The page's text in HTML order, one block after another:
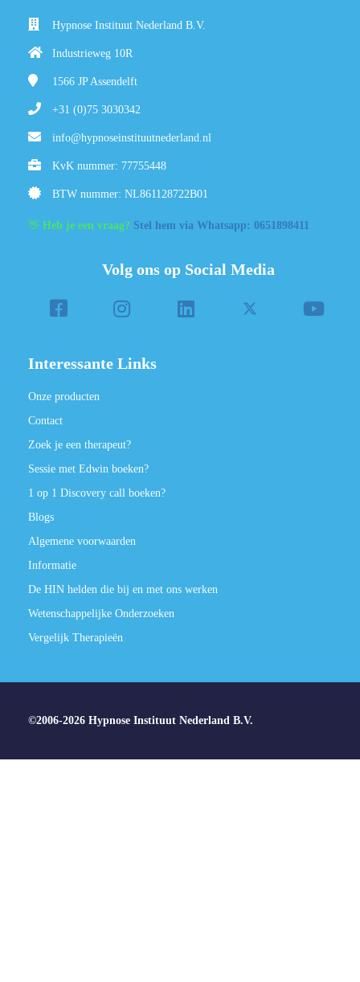
Hypnose Instituut Nederland B.V.
Industrieweg 10R
1566 JP Assendelft
+31 (0)75 3030342
info@hypnoseinstituutnederland.nl
KvK nummer: 77755448
BTW nummer: NL861128722B01
👋 Heb je een vraag? Stel hem via Whatsapp: 0651898411
Volg ons op Social Media
Interessante Links
Onze producten
Contact
Zoek je een therapeut?
Sessie met Edwin boeken?
1 op 1 Discovery call boeken?
Blogs
Algemene voorwaarden
Informatie
De HIN helden die bij en met ons werken
Wetenschappelijke Onderzoeken
Vergelijk Therapieën
©2006-2026 Hypnose Instituut Nederland B.V.